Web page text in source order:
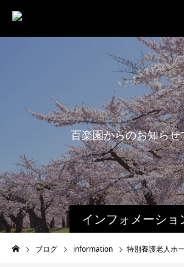
インフォメーショ
百楽園からのお知らせ
ブログ information 特別養護老人ホー